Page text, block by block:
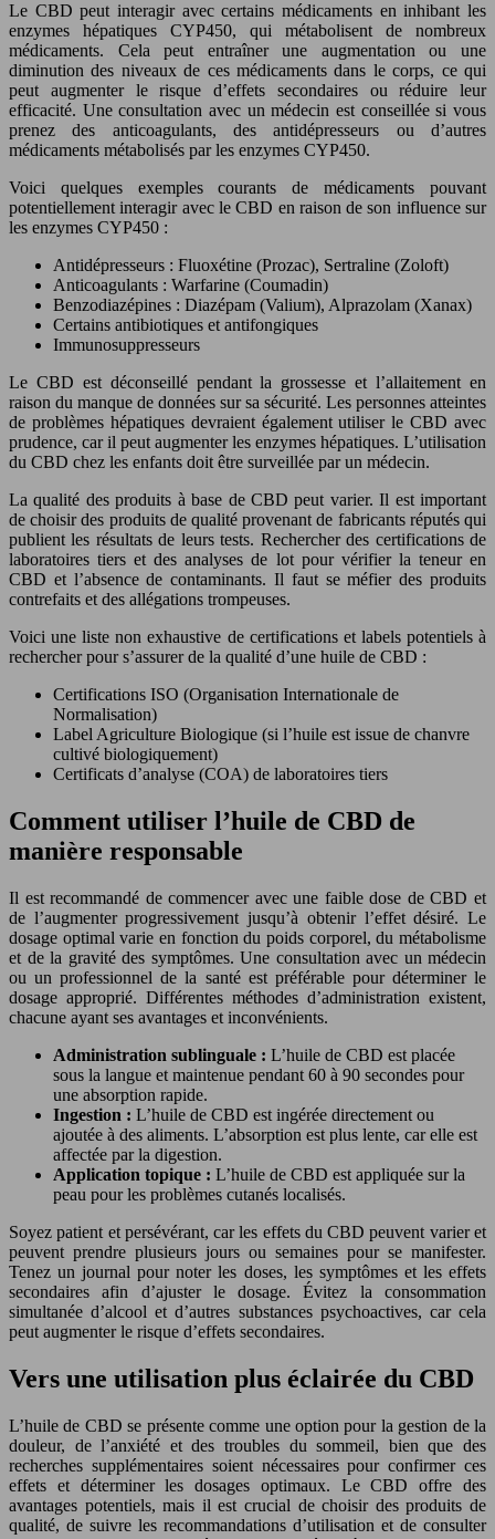
Le CBD peut interagir avec certains médicaments en inhibant les
enzymes hépatiques CYP450, qui métabolisent de nombreux
médicaments. Cela peut entraîner une augmentation ou une
diminution des niveaux de ces médicaments dans le corps, ce qui
peut augmenter le risque d’effets secondaires ou réduire leur
efficacité. Une consultation avec un médecin est conseillée si vous
prenez des anticoagulants, des antidépresseurs ou d’autres
médicaments métabolisés par les enzymes CYP450.
Voici quelques exemples courants de médicaments pouvant
potentiellement interagir avec le CBD en raison de son influence sur
les enzymes CYP450 :
Antidépresseurs : Fluoxétine (Prozac), Sertraline (Zoloft)
Anticoagulants : Warfarine (Coumadin)
Benzodiazépines : Diazépam (Valium), Alprazolam (Xanax)
Certains antibiotiques et antifongiques
Immunosuppresseurs
Le CBD est déconseillé pendant la grossesse et l’allaitement en
raison du manque de données sur sa sécurité. Les personnes atteintes
de problèmes hépatiques devraient également utiliser le CBD avec
prudence, car il peut augmenter les enzymes hépatiques. L’utilisation
du CBD chez les enfants doit être surveillée par un médecin.
La qualité des produits à base de CBD peut varier. Il est important
de choisir des produits de qualité provenant de fabricants réputés qui
publient les résultats de leurs tests. Rechercher des certifications de
laboratoires tiers et des analyses de lot pour vérifier la teneur en
CBD et l’absence de contaminants. Il faut se méfier des produits
contrefaits et des allégations trompeuses.
Voici une liste non exhaustive de certifications et labels potentiels à
rechercher pour s’assurer de la qualité d’une huile de CBD :
Certifications ISO (Organisation Internationale de
Normalisation)
Label Agriculture Biologique (si l’huile est issue de chanvre
cultivé biologiquement)
Certificats d’analyse (COA) de laboratoires tiers
Comment utiliser l’huile de CBD de
manière responsable
Il est recommandé de commencer avec une faible dose de CBD et
de l’augmenter progressivement jusqu’à obtenir l’effet désiré. Le
dosage optimal varie en fonction du poids corporel, du métabolisme
et de la gravité des symptômes. Une consultation avec un médecin
ou un professionnel de la santé est préférable pour déterminer le
dosage approprié. Différentes méthodes d’administration existent,
chacune ayant ses avantages et inconvénients.
Administration sublinguale : L’huile de CBD est placée
sous la langue et maintenue pendant 60 à 90 secondes pour
une absorption rapide.
Ingestion : L’huile de CBD est ingérée directement ou
ajoutée à des aliments. L’absorption est plus lente, car elle est
affectée par la digestion.
Application topique : L’huile de CBD est appliquée sur la
peau pour les problèmes cutanés localisés.
Soyez patient et persévérant, car les effets du CBD peuvent varier et
peuvent prendre plusieurs jours ou semaines pour se manifester.
Tenez un journal pour noter les doses, les symptômes et les effets
secondaires afin d’ajuster le dosage. Évitez la consommation
simultanée d’alcool et d’autres substances psychoactives, car cela
peut augmenter le risque d’effets secondaires.
Vers une utilisation plus éclairée du CBD
L’huile de CBD se présente comme une option pour la gestion de la
douleur, de l’anxiété et des troubles du sommeil, bien que des
recherches supplémentaires soient nécessaires pour confirmer ces
effets et déterminer les dosages optimaux. Le CBD offre des
avantages potentiels, mais il est crucial de choisir des produits de
qualité, de suivre les recommandations d’utilisation et de consulter